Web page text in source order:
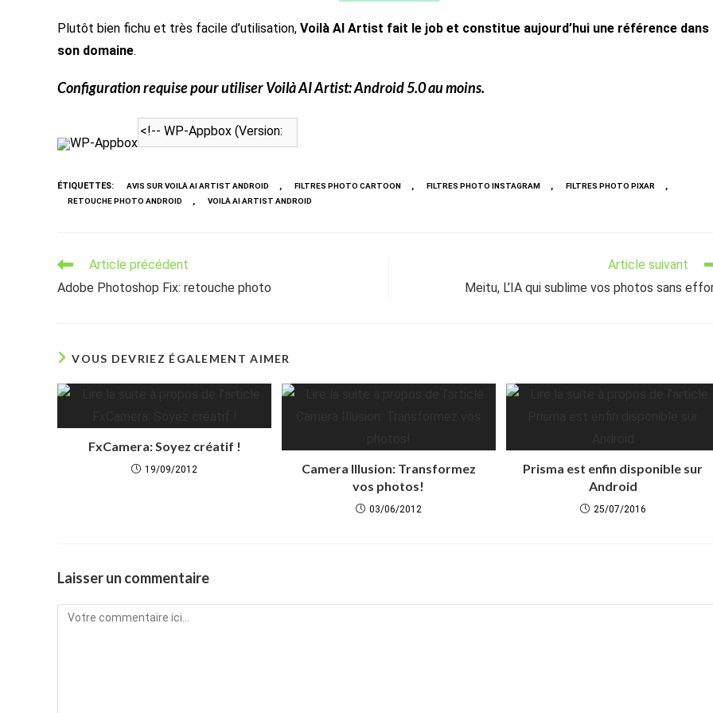
Plutôt bien fichu et très facile d’utilisation, Voilà AI Artist fait le job et constitue aujourd’hui une référence dans
son domaine.
Configuration requise pour utiliserVoilà AI Artist: Android 5.0 au moins.
WP-Appbox
ÉTIQUETTES: AVIS SUR VOILÀ AI ARTIST ANDROID , FILTRES PHOTO CARTOON , FILTRES PHOTO INSTAGRAM , FILTRES PHOTO PIXAR ,
RETOUCHE PHOTO ANDROID , VOILÀ AI ARTIST ANDROID
Read
articles
Article précédent
Adobe Photoshop Fix: retouche photo
Article suivant
Meitu, L’IA qui sublime vos photos sans
VOUS DEVRIEZ ÉGALEMENT AIMER
FxCamera: Soyez créatif !
19/09/2012
Camera Illusion: Transformez
vos photos!
03/06/2012
Prisma est enfin disponible sur
Android
25/07/2016
Laisser un commentaire
Comment